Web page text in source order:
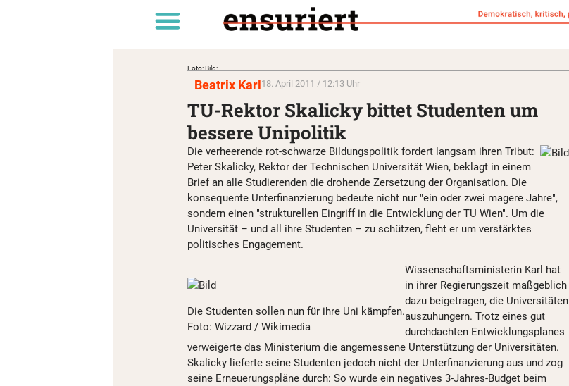
Foto: Bild:
Beatrix Karl 18. April 2011 / 12:13 Uhr
TU-Rektor Skalicky bittet Studenten um
bessere Unipolitik
Die verheerende rot-schwarze Bildungspolitik fordert langsam ihren Tribut:
Peter Skalicky, Rektor der Technischen Universität Wien, beklagt in einem
Brief an alle Studierenden die drohende Zersetzung der Organisation. Die
konsequente Unterfinanzierung bedeute nicht nur "ein oder zwei magere Jahre",
sondern einen "strukturellen Eingriff in die Entwicklung der TU Wien". Um die
Universität – und all ihre Studenten – zu schützen, fleht er um verstärktes
politisches Engagement.
Die Studenten sollen nun für ihre Uni kämpfen.
Foto: Wizzard / Wikimedia
Wissenschaftsministerin Karl hat
in ihrer Regierungszeit maßgeblich
dazu beigetragen, die Universitäten
auszuhungern. Trotz eines gut
durchdachten Entwicklungsplanes
verweigerte das Ministerium die angemessene Unterstützung der Universitäten.
Skalicky lieferte seine Studenten jedoch nicht der Unterfinanzierung aus und zog
seine Erneuerungspläne durch: So wurde ein negatives 3-Jahres-Budget beim